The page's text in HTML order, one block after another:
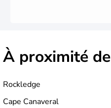
À proximité de
Rockledge
Cape Canaveral